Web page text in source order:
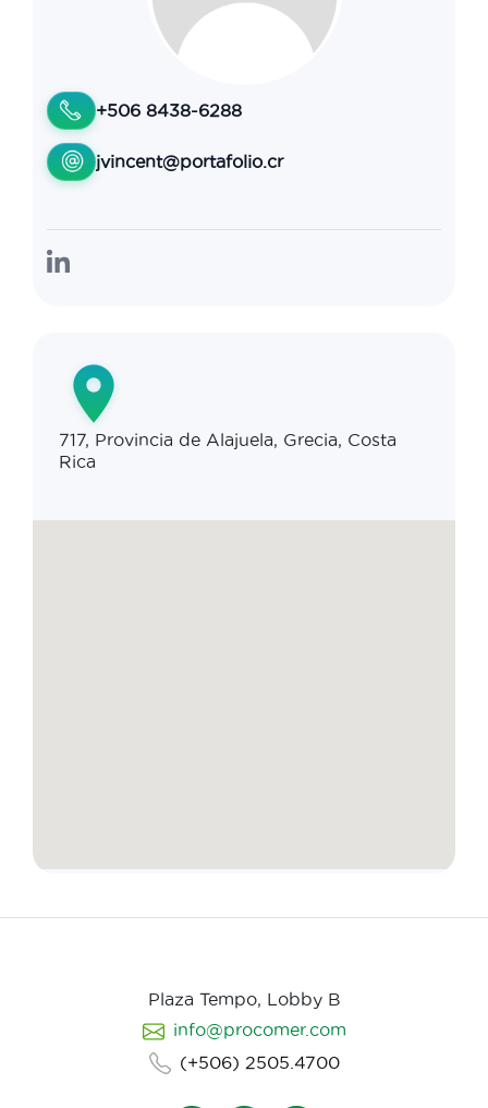
+506 8438-6288
jvincent@portafolio.cr
717, Provincia de Alajuela, Grecia, Costa
Rica
Plaza Tempo, Lobby B
info@procomer.com
(+506) 2505.4700